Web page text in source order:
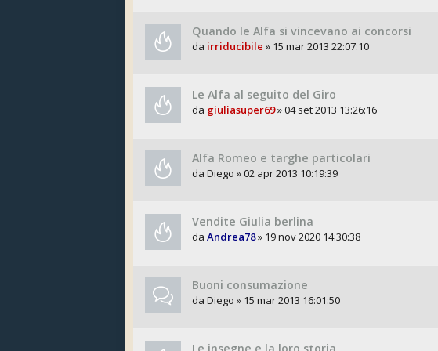
Quando le Alfa si vincevano ai concorsi
da irriducibile » 15 mar 2013 22:07:10
Le Alfa al seguito del Giro
da giuliasuper69» 04 set 2013 13:26:16
Alfa Romeo e targhe particolari
da Diego » 02 apr 2013 10:19:39
Vendite Giulia berlina
da Andrea78» 19 nov 2020 14:30:38
Buoni consumazione
da Diego » 15 mar 2013 16:01:50